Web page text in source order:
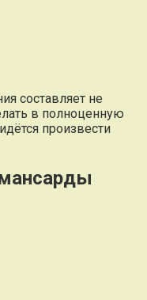
составляет не
в полноценную
произвести